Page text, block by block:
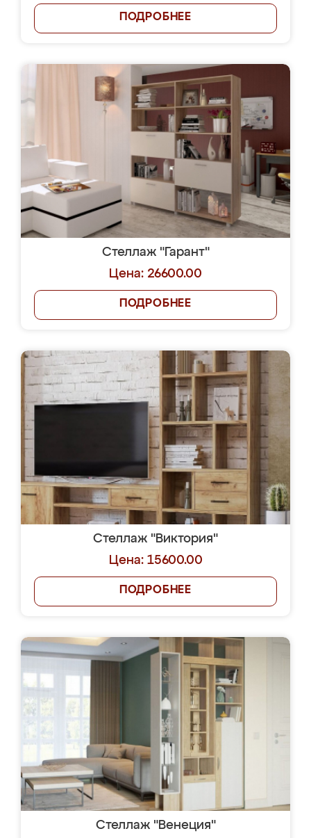
ПОДРОБНЕЕ
Стеллаж "Гарант"
Цена: 26600.00
ПОДРОБНЕЕ
Стеллаж "Виктория"
Цена: 15600.00
ПОДРОБНЕЕ
Стеллаж "Венеция"